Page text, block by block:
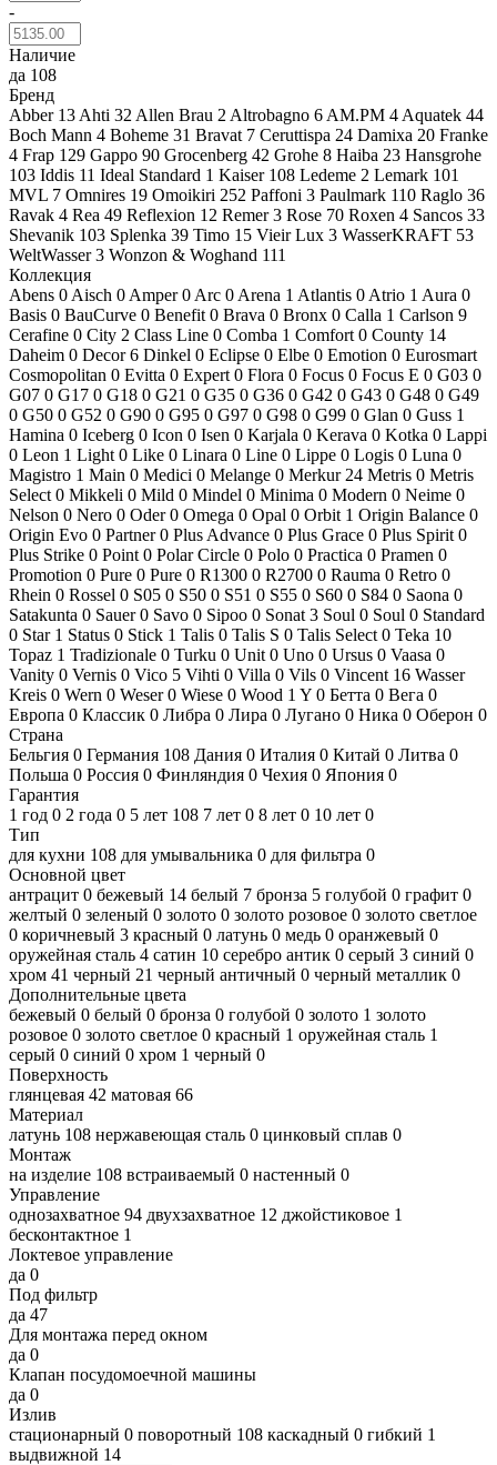
-
Наличие
да 108
Бренд
Abber 13 Ahti 32 Allen Brau 2 Altrobagno 6 AM.PM 4 Aquatek 44
Boch Mann 4 Boheme 31 Bravat 7 Ceruttispa 24 Damixa 20 Franke
4 Frap 129 Gappo 90 Grocenberg 42 Grohe 8 Haiba 23 Hansgrohe
103 Iddis 11 Ideal Standard 1 Kaiser 108 Ledeme 2 Lemark 101
MVL 7 Omnires 19 Omoikiri 252 Paffoni 3 Paulmark 110 Raglo 36
Ravak 4 Rea 49 Reflexion 12 Remer3 Rose 70 Roxen 4 Sancos 33
Shevanik 103 Splenka 39 Timo 15 Vieir Lux 3 WasserKRAFT 53
WeltWasser3 Wonzon & Woghand 111
Коллекция
Abens 0 Aisch 0 Amper0 Arc 0 Arena 1 Atlantis 0 Atrio 1 Aura 0
Basis 0 BauCurve 0 Benefit 0 Brava 0 Bronx 0 Calla 1 Carlson 9
Cerafine 0 City 2 Class Line 0 Comba 1 Comfort 0 County 14
Daheim 0 Decor6 Dinkel 0 Eclipse 0 Elbe 0 Emotion 0 Eurosmart
Cosmopolitan 0 Evitta 0 Expert 0 Flora 0 Focus 0 Focus E 0 G03 0
G07 0 G17 0 G18 0 G21 0 G35 0 G36 0 G42 0 G43 0 G48 0 G49
0 G50 0 G52 0 G90 0 G95 0 G97 0 G98 0 G99 0 Glan 0 Guss 1
Hamina 0 Iceberg 0 Icon 0 Isen 0 Karjala 0 Kerava 0 Kotka 0 Lappi
0 Leon 1 Light 0 Like 0 Linara 0 Line 0 Lippe 0 Logis 0 Luna 0
Magistro 1 Main 0 Medici 0 Melange 0 Merkur 24 Metris 0 Metris
Select 0 Mikkeli 0 Mild 0 Mindel 0 Minima 0 Modern 0 Neime 0
Nelson 0 Nero 0 Oder0 Omega 0 Opal 0 Orbit 1 Origin Balance 0
Origin Evo 0 Partner0 Plus Advance 0 Plus Grace 0 Plus Spirit 0
Plus Strike 0 Point 0 Polar Circle 0 Polo 0 Practica 0 Pramen 0
Promotion 0 Pure 0 Pure 0 R1300 0 R2700 0 Rauma 0 Retro 0
Rhein 0 Rossel 0 S05 0 S50 0 S51 0 S55 0 S60 0 S84 0 Saona 0
Satakunta 0 Sauer0 Savo 0 Sipoo 0 Sonat 3 Soul 0 Soul 0 Standard
0 Star 1 Status 0 Stick 1 Talis 0 Talis S 0 Talis Select 0 Teka 10
Topaz 1 Tradizionale 0 Turku 0 Unit 0 Uno 0 Ursus 0 Vaasa 0
Vanity 0 Vernis 0 Vico 5 Vihti 0 Villa 0 Vils 0 Vincent 16 Wasser
Kreis 0 Wern 0 Weser0 Wiese 0 Wood 1 Y 0 Бетта 0 Вега 0
Европа 0 Классик 0 Либра 0 Лира 0 Лугано 0 Ника 0 Оберон 0
Страна
Бельгия 0 Германия 108 Дания 0 Италия 0 Китай 0 Литва 0
Польша 0 Россия 0 Финляндия 0 Чехия 0 Япония 0
Гарантия
1 год 0 2 года 0 5 лет 108 7 лет 0 8 лет 0 10 лет 0
Тип
для кухни 108 для умывальника 0 для фильтра 0
Основной цвет
антрацит 0 бежевый 14 белый 7 бронза 5 голубой 0 графит 0
желтый 0 зеленый 0 золото 0 золото розовое 0 золото светлое
0 коричневый 3 красный 0 латунь 0 медь 0 оранжевый 0
оружейная сталь 4 сатин 10 серебро антик 0 серый 3 синий 0
хром 41 черный 21 черный античный 0 черный металлик 0
Дополнительные цвета
бежевый 0 белый 0 бронза 0 голубой 0 золото 1 золото
розовое 0 золото светлое 0 красный 1 оружейная сталь 1
серый 0 синий 0 хром 1 черный 0
Поверхность
глянцевая 42 матовая 66
Материал
латунь 108 нержавеющая сталь 0 цинковый сплав 0
Монтаж
на изделие 108 встраиваемый 0 настенный 0
Управление
однозахватное 94 двухзахватное 12 джойстиковое 1
бесконтактное 1
Локтевое управление
да 0
Под фильтр
да 47
Для монтажа перед окном
да 0
Клапан посудомоечной машины
да 0
Излив
стационарный 0 поворотный 108 каскадный 0 гибкий 1
выдвижной 14